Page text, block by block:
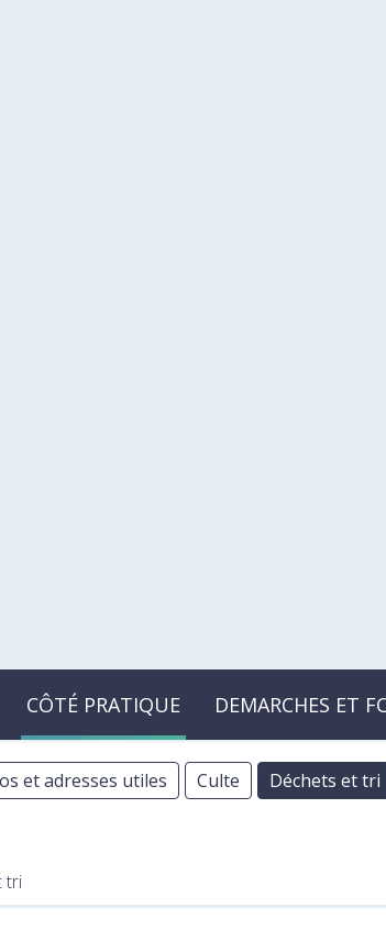
CÔTÉ PRATIQUE DEMARCHES ET
et adresses utiles Culte Déchets et tri
tri